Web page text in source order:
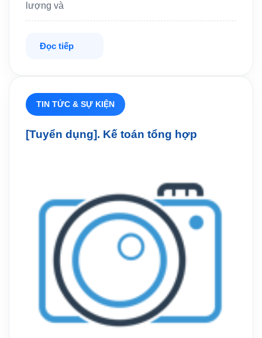
lượng và
Đọc tiếp
TIN TỨC & SỰ KIỆN
[Tuyển dụng]. Kế toán tổng hợp